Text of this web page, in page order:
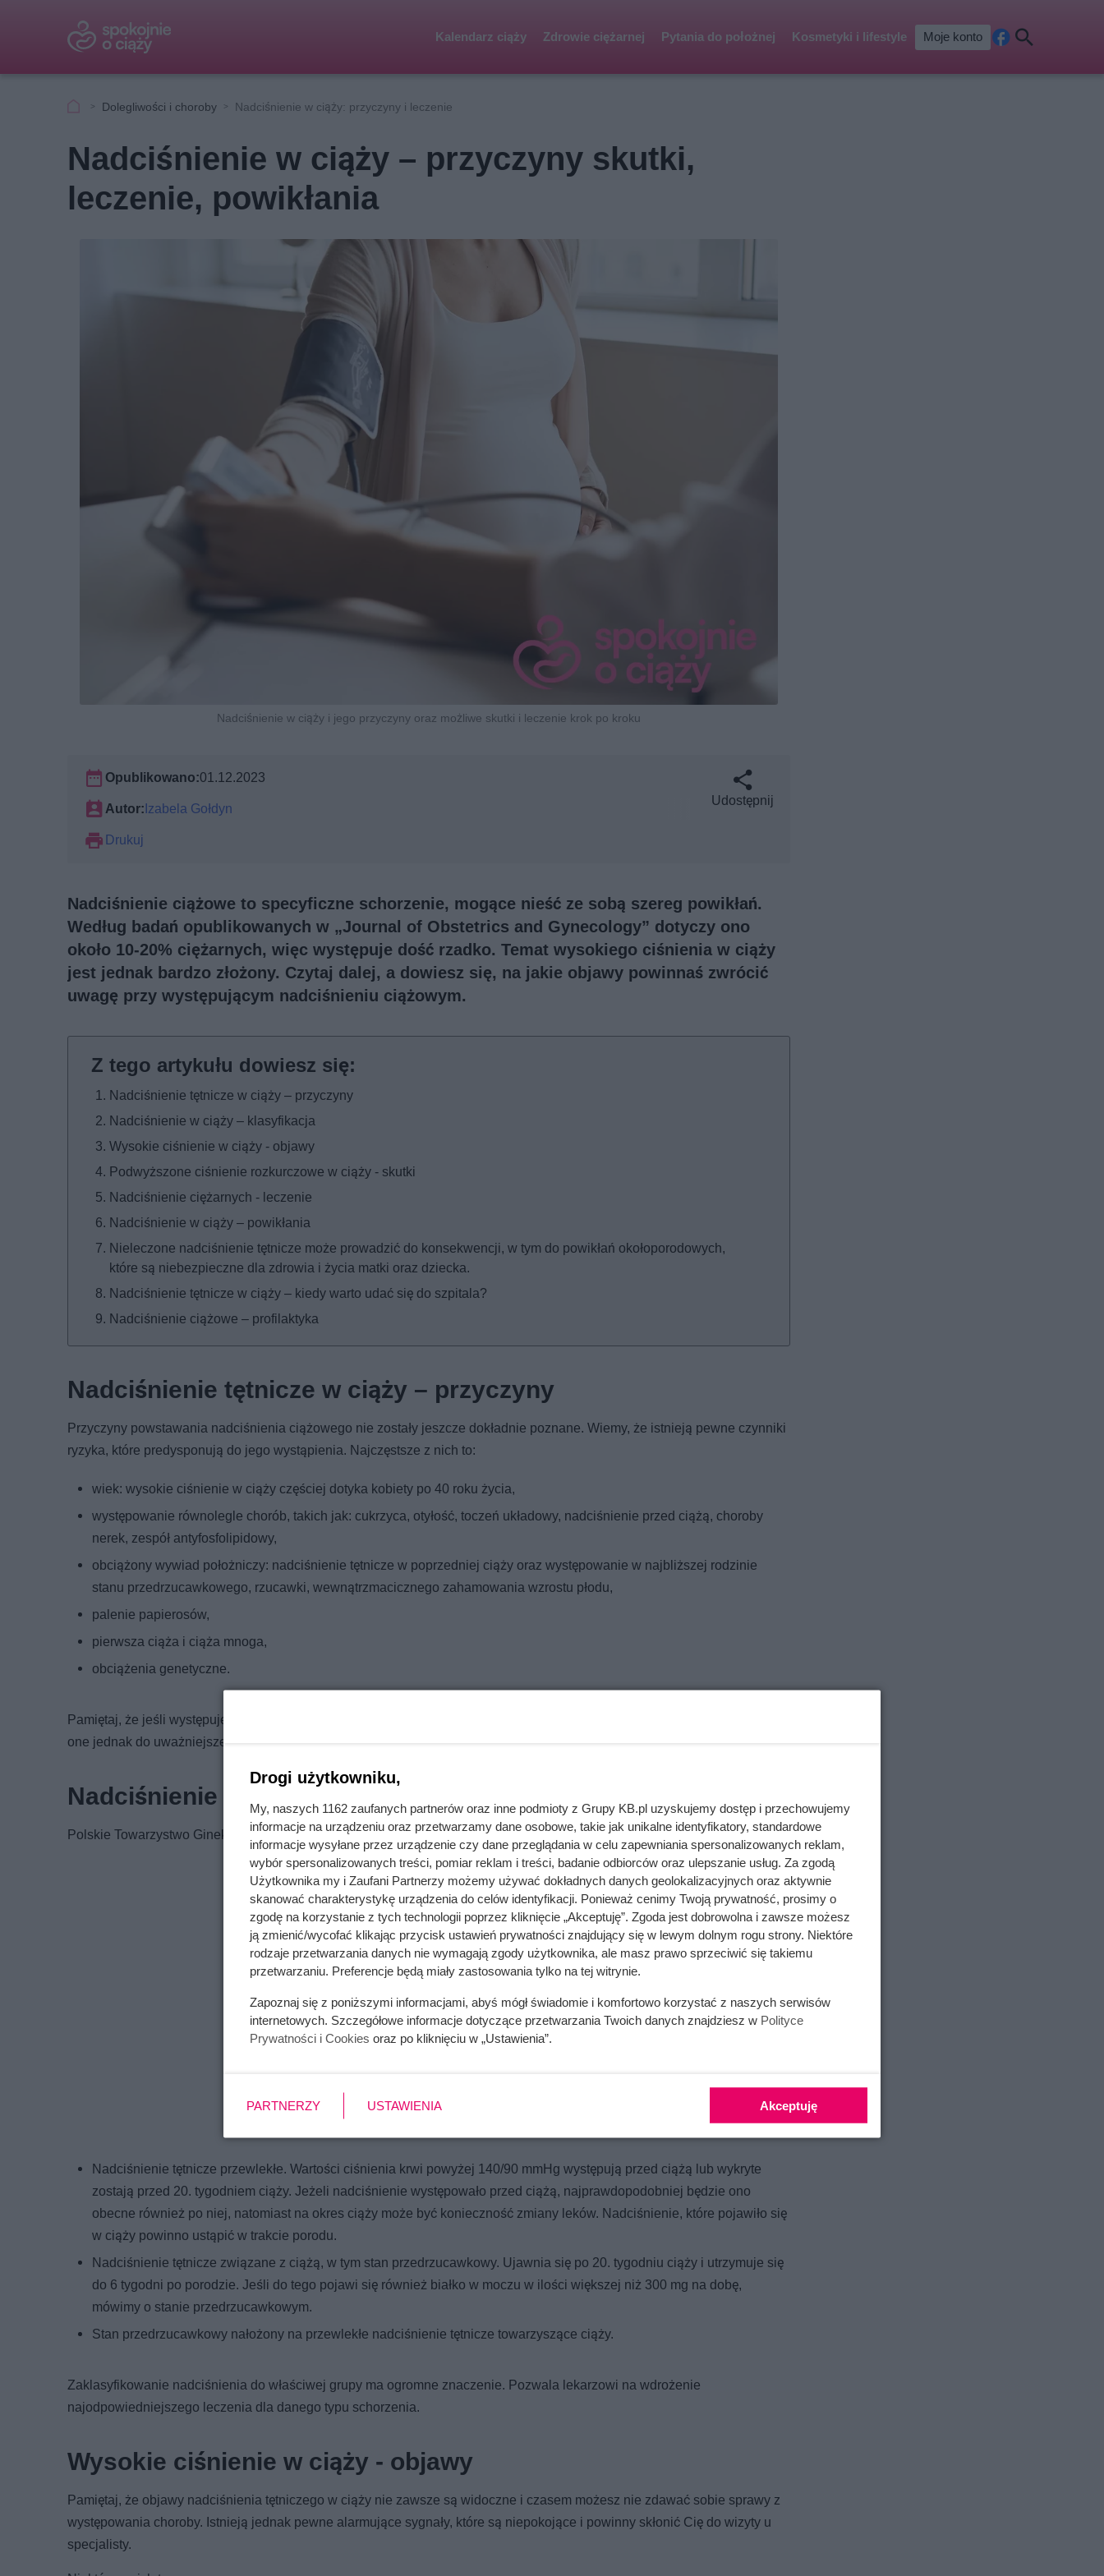
Kalendarz ciąży Zdrowie ciężarnej Pytania do położnej Kosmetyki i lifestyle Moje konto
cebkaj
Dolegliwości i choroby Nadciśnienie w ciąży: przyczyny i leczenie
Nadciśnienie w ciąży – przyczyny skutki,
leczenie, powikłania
Nadciśnienie w ciąży i jego przyczyny oraz możliwe skutki i leczenie krok po kroku
Opublikowano:01.12.2023
Autor:Izabela Gołdyn
Drukuj
Udostępnij
Nadciśnienie ciążowe to specyficzne schorzenie, mogące nieść ze sobą szereg powikłań.
Według badań opublikowanych w „Journal of Obstetrics and Gynecology” dotyczy ono
około 10-20% ciężarnych, więc występuje dość rzadko. Temat wysokiego ciśnienia w ciąży
jest jednak bardzo złożony. Czytaj dalej, a dowiesz się, na jakie objawy powinnaś zwrócić
uwagę przy występującym nadciśnieniu ciążowym.
Nadciśnienie tętnicze w ciąży – przyczyny
Nadciśnienie w ciąży – klasyfikacja
Wysokie ciśnienie w ciąży - objawy
Podwyższone ciśnienie rozkurczowe w ciąży - skutki
Nadciśnienie ciężarnych - leczenie
Nadciśnienie w ciąży – powikłania
Nieleczone nadciśnienie tętnicze może prowadzić do konsekwencji, w tym do powikłań okołoporodowych,
które są niebezpieczne dla zdrowia i życia matki oraz dziecka.
Nadciśnienie tętnicze w ciąży – kiedy warto udać się do szpitala?
Nadciśnienie ciążowe – profilaktyka
Nadciśnienie tętnicze w ciąży – przyczyny
Przyczyny powstawania nadciśnienia ciążowego nie zostały jeszcze dokładnie poznane. Wiemy, że istnieją pewne czynniki
ryzyka, które predysponują do jego wystąpienia. Najczęstsze z nich to:
wiek: wysokie ciśnienie w ciąży częściej dotyka kobiety po 40 roku życia,
występowanie równolegle chorób, takich jak: cukrzyca, otyłość, toczeń układowy, nadciśnienie przed ciążą, choroby
nerek, zespół antyfosfolipidowy,
obciążony wywiad położniczy: nadciśnienie tętnicze w poprzedniej ciąży oraz występowanie w najbliższej rodzinie
stanu przedrzucawkowego, rzucawki, wewnątrzmacicznego zahamowania wzrostu płodu,
palenie papierosów,
pierwsza ciąża i ciąża mnoga,
obciążenia genetyczne.
Pamiętaj, że jeśli występuje u Ciebie którykolwiek z tych czynników, nie musi od razu oznaczać zachorowania. Skłaniają
one jednak do uważniejszej profilaktyki i pozwalają na zidentyfikowanie schorzenia.
Nadciśnienie w ciąży – klasyfikacja
Polskie Towarzystwo Ginekologów i Położników zaproponowało następującą klasyfikację nadciśnienia tętniczego w ciąży:
Nadciśnienie tętnicze przewlekłe. Wartości ciśnienia krwi powyżej 140/90 mmHg występują przed ciążą lub wykryte
zostają przed 20. tygodniem ciąży. Jeżeli nadciśnienie występowało przed ciążą, najprawdopodobniej będzie ono
obecne również po niej, natomiast na okres ciąży może być konieczność zmiany leków. Nadciśnienie, które pojawiło się
w ciąży powinno ustąpić w trakcie porodu.
Nadciśnienie tętnicze związane z ciążą, w tym stan przedrzucawkowy. Ujawnia się po 20. tygodniu ciąży i utrzymuje się
do 6 tygodni po porodzie. Jeśli do tego pojawi się również białko w moczu w ilości większej niż 300 mg na dobę,
mówimy o stanie przedrzucawkowym.
Stan przedrzucawkowy nałożony na przewlekłe nadciśnienie tętnicze towarzyszące ciąży.
Zaklasyfikowanie nadciśnienia do właściwej grupy ma ogromne znaczenie. Pozwala lekarzowi na wdrożenie
najodpowiedniejszego leczenia dla danego typu schorzenia.
Wysokie ciśnienie w ciąży - objawy
Pamiętaj, że objawy nadciśnienia tętniczego w ciąży nie zawsze są widoczne i czasem możesz nie zdawać sobie sprawy z
występowania choroby. Istnieją jednak pewne alarmujące sygnały, które są niepokojące i powinny skłonić Cię do wizyty u
specjalisty.
Drogi użytkowniku,
My, naszych 1162 zaufanych partnerów oraz inne podmioty z Grupy KB.pl uzyskujemy dostęp i przechowujemy
informacje na urządzeniu oraz przetwarzamy dane osobowe, takie jak unikalne identyfikatory, standardowe
informacje wysyłane przez urządzenie czy dane przeglądania w celu zapewniania spersonalizowanych reklam,
wybór spersonalizowanych treści, pomiar reklam i treści, badanie odbiorców oraz ulepszanie usług. Za zgodą
Użytkownika my i Zaufani Partnerzy możemy używać dokładnych danych geolokalizacyjnych oraz aktywnie
skanować charakterystykę urządzenia do celów identyfikacji. Ponieważ cenimy Twoją prywatność, prosimy o
zgodę na korzystanie z tych technologii poprzez kliknięcie „Akceptuję”. Zgoda jest dobrowolna i zawsze możesz
ją zmienić/wycofać klikając przycisk ustawień prywatności znajdujący się w lewym dolnym rogu strony. Niektóre
rodzaje przetwarzania danych nie wymagają zgody użytkownika, ale masz prawo sprzeciwić się takiemu
przetwarzaniu. Preferencje będą miały zastosowania tylko na tej witrynie.
Zapoznaj się z poniższymi informacjami, abyś mógł świadomie i komfortowo korzystać z naszych serwisów
internetowych. Szczegółowe informacje dotyczące przetwarzania Twoich danych znajdziesz w Polityce
Prywatności i Cookies oraz po kliknięciu w „Ustawienia”.
PARTNERZY USTAWIENIA Akceptuję